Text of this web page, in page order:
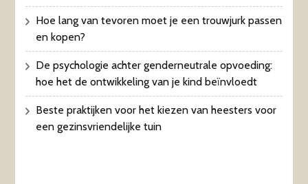
Hoe lang van tevoren moet je een trouwjurk passen
en kopen?
De psychologie achter genderneutrale opvoeding:
hoe het de ontwikkeling van je kind beïnvloedt
Beste praktijken voor het kiezen van heesters voor
een gezinsvriendelijke tuin